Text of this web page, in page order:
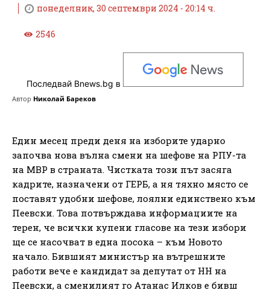
понеделник, 30 септември 2024 - 20:14 ч.
2546
Последвай Bnews.bg в
Автор Николай Бареков
Един месец преди деня на изборите ударно
започва нова вълна смени на шефове на РПУ-та
на МВР в страната. Чистката този път засяга
кадрите, назначени от ГЕРБ, а ня тяхно място се
поставят удобни шефове, лоялни единствено към
Пеевски. Това потвърждава информациите на
терен, че всички купени гласове на тези избори
ще се насочват в една посока – към Новото
начало. Бившият министър на вътрешните
работи вече е кандидат за депутат от НН на
Пеевски, а сменилият го Атанас Илков е бивш